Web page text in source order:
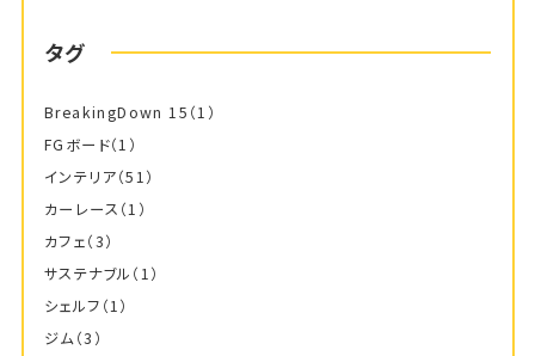
タグ
BreakingDown 15 （1）
FGボード（1）
インテリア（51）
カーレース （1）
カフェ（3）
サステナブル （1）
シェルフ （1）
ジム （3）